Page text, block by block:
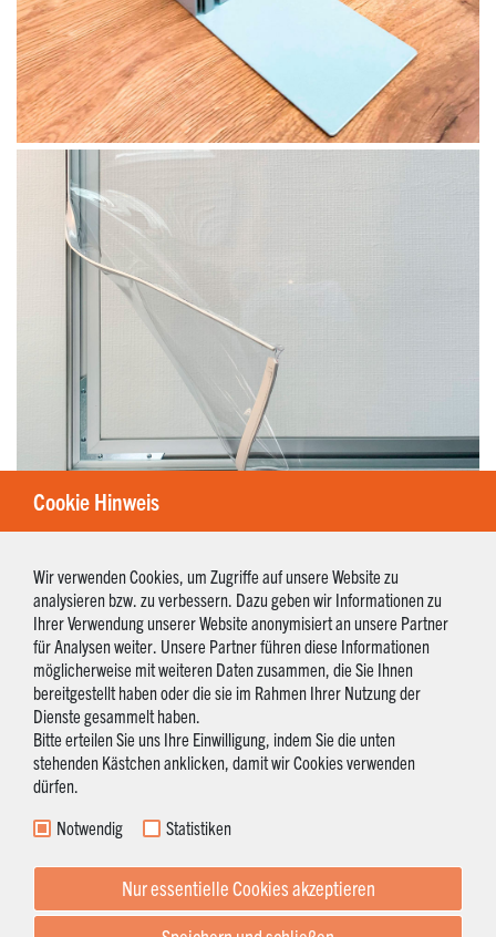
Zurück
Cookie Hinweis
Wir verwenden Cookies, um Zugriffe auf unsere Website zu
analysieren bzw. zu verbessern. Dazu geben wir Informationen zu
Ihrer Verwendung unserer Website anonymisiert an unsere Partner
für Analysen weiter. Unsere Partner führen diese Informationen
möglicherweise mit weiteren Daten zusammen, die Sie Ihnen
bereitgestellt haben oder die sie im Rahmen Ihrer Nutzung der
Dienste gesammelt haben.
Bitte erteilen Sie uns Ihre Einwilligung, indem Sie die unten
stehenden Kästchen anklicken, damit wir Cookies verwenden
dürfen.
Notwendig
Statistiken
Nur essentielle Cookies akzeptieren